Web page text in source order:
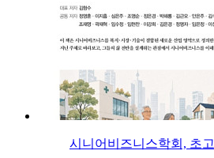
시니어비즈니스학회, 초